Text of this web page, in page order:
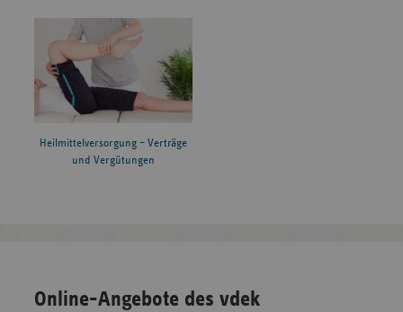
Heilmittelversorgung – Verträge
und Vergütungen
Online-Angebote des vdek